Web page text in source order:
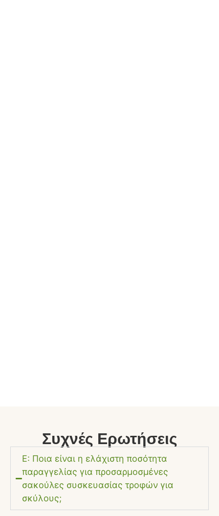
Συχνές Ερωτήσεις
Ε: Ποια είναι η ελάχιστη ποσότητα
παραγγελίας για προσαρμοσμένες
σακούλες συσκευασίας τροφών για
σκύλους;